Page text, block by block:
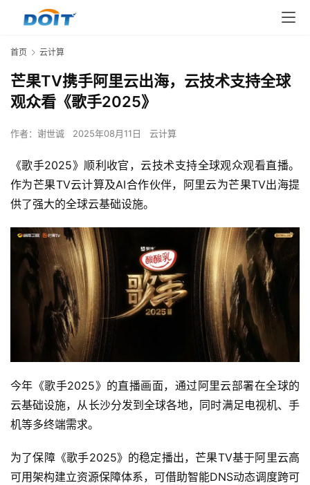
首页 云计算
芒果TV携手阿里云出海，云技术支持全球
观众看《歌手2025》
作者： 谢世诚 2025年08月11日 云计算
《歌手2025》顺利收官，云技术支持全球观众观看直播。
作为芒果TV云计算及AI合作伙伴，阿里云为芒果TV出海提
供了强大的全球云基础设施。
今年《歌手2025》的直播画面，通过阿里云部署在全球的
云基础设施，从长沙分发到全球各地，同时满足电视机、手
机等多终端需求。
为了保障《歌手2025》的稳定播出，芒果TV基于阿里云高
可用架构建立资源保障体系，可借助智能DNS动态调度跨可